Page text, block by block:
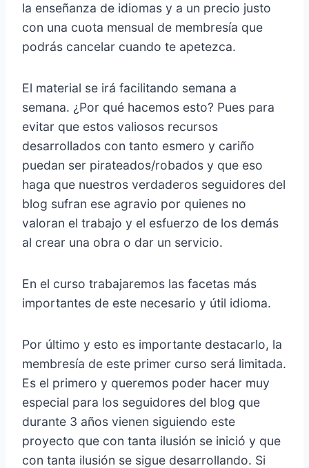
la enseñanza de idiomas y a un precio justo
con una cuota mensual de membresía que
podrás cancelar cuando te apetezca.
El material se irá facilitando semana a
semana. ¿Por qué hacemos esto? Pues para
evitar que estos valiosos recursos
desarrollados con tanto esmero y cariño
puedan ser pirateados/robados y que eso
haga que nuestros verdaderos seguidores del
blog sufran ese agravio por quienes no
valoran el trabajo y el esfuerzo de los demás
al crear una obra o dar un servicio.
En el curso trabajaremos las facetas más
importantes de este necesario y útil idioma.
Por último y esto es importante destacarlo, la
membresía de este primer curso será limitada.
Es el primero y queremos poder hacer muy
especial para los seguidores del blog que
durante 3 años vienen siguiendo este
proyecto que con tanta ilusión se inició y que
con tanta ilusión se sigue desarrollando. Si